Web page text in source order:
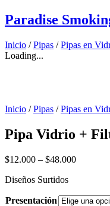
Paradise
Inicio /Pipas /Pipas en
Loading...
Inicio /Pipas /Pipas en
Pipa Vidrio +
$12.000 – $48.000
Diseños Surtidos
Presentación